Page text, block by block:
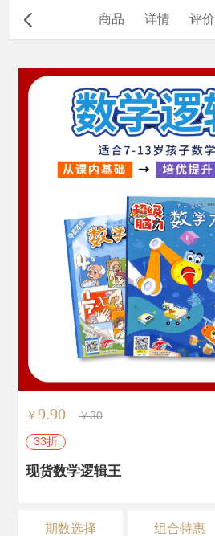
商品 详情 评价
￥9.90 ￥30
33折
现货数学逻辑王
期数选择 组合特惠